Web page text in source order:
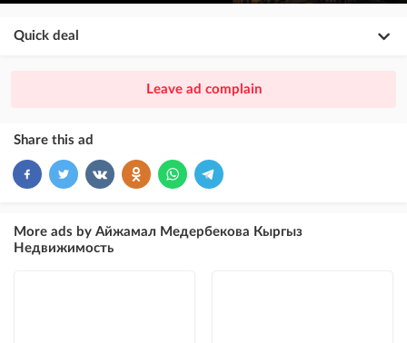
Quick deal
ad placement above VIP + paid promotion on Instagram
VIP
ad placement above free ads
Leave ad complain
Share this ad
More ads by Айжамал Медербекова Кыргыз
Недвижимость